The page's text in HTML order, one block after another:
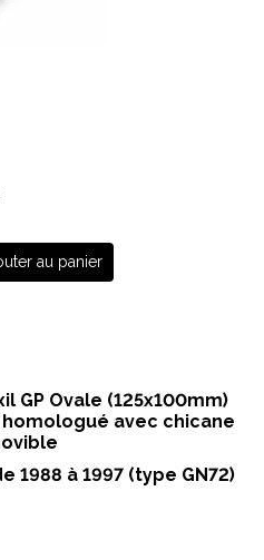
au panier
GP Ovale (125x100mm)
avec chicane
1988 à 1997 (type GN72)